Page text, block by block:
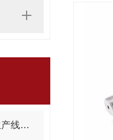
熔体压力表——挤出、注塑生产线的品质命脉！